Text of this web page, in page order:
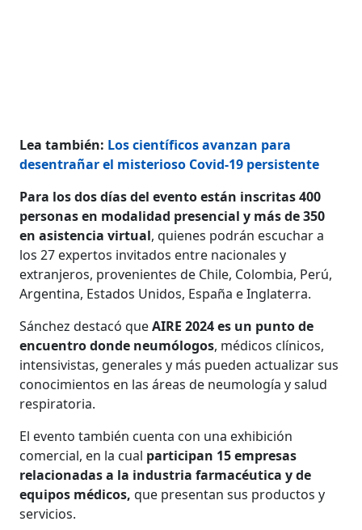
Lea también: Los científicos avanzan para
desentrañar el misterioso Covid-19 persistente
Para los dos días del evento están inscritas 400
personas en modalidad presencial y más de 350
en asistencia virtual, quienes podrán escuchar a
los 27 expertos invitados entre nacionales y
extranjeros, provenientes de Chile, Colombia, Perú,
Argentina, Estados Unidos, España e Inglaterra.
Sánchez destacó queAIRE 2024 es un punto de
encuentro donde neumólogos, médicos clínicos,
intensivistas, generales y más pueden actualizar sus
conocimientos en las áreas de neumología y salud
respiratoria.
El evento también cuenta con una exhibición
comercial, en la cual participan 15 empresas
relacionadas a la industria farmacéutica y de
equipos médicos, que presentan sus productos y
servicios.